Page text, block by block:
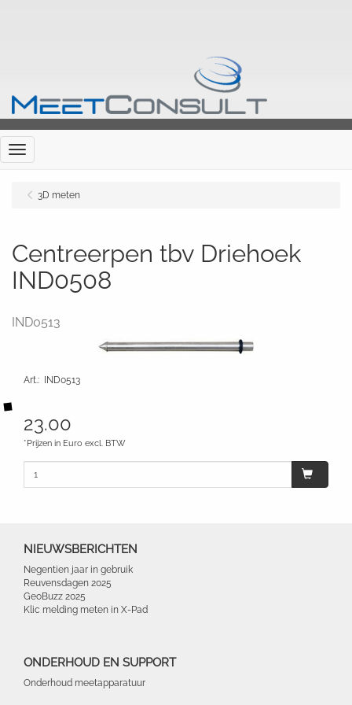
Menu
3D meten
Centreerpen tbv Driehoek
IND0508
IND0513
Art.: IND0513
23.00
*Prijzen in Euro excl. BTW
NIEUWSBERICHTEN
Negentien jaar in gebruik
Reuvensdagen 2025
GeoBuzz 2025
Klic melding meten in X-Pad
ONDERHOUD EN SUPPORT
Onderhoud meetapparatuur